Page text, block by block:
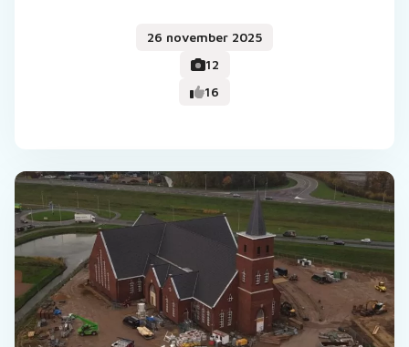
26 november 2025
12
16